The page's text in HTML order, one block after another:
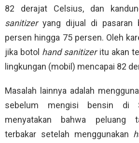
82 derajat Celsius, dan
sanitizeryang dijual di pasaran
persen hingga 75 persen. Oleh
jika botol hand sanitizeritu akan
lingkungan (mobil) mencapai 82
Masalah lainnya adalah
sebelum mengisi bensin di
menyatakan bahwa peluang
terbakar setelah menggunakan